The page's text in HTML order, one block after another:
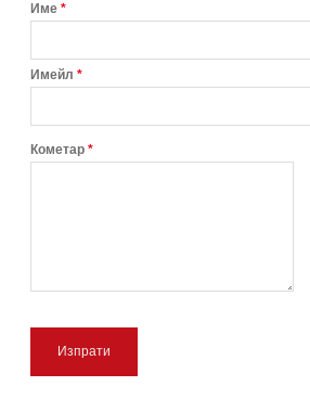
Име *
Имейл *
Кометар *
Изпрати